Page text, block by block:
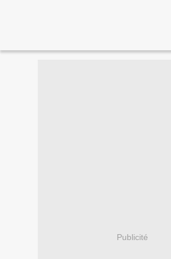
Publicité